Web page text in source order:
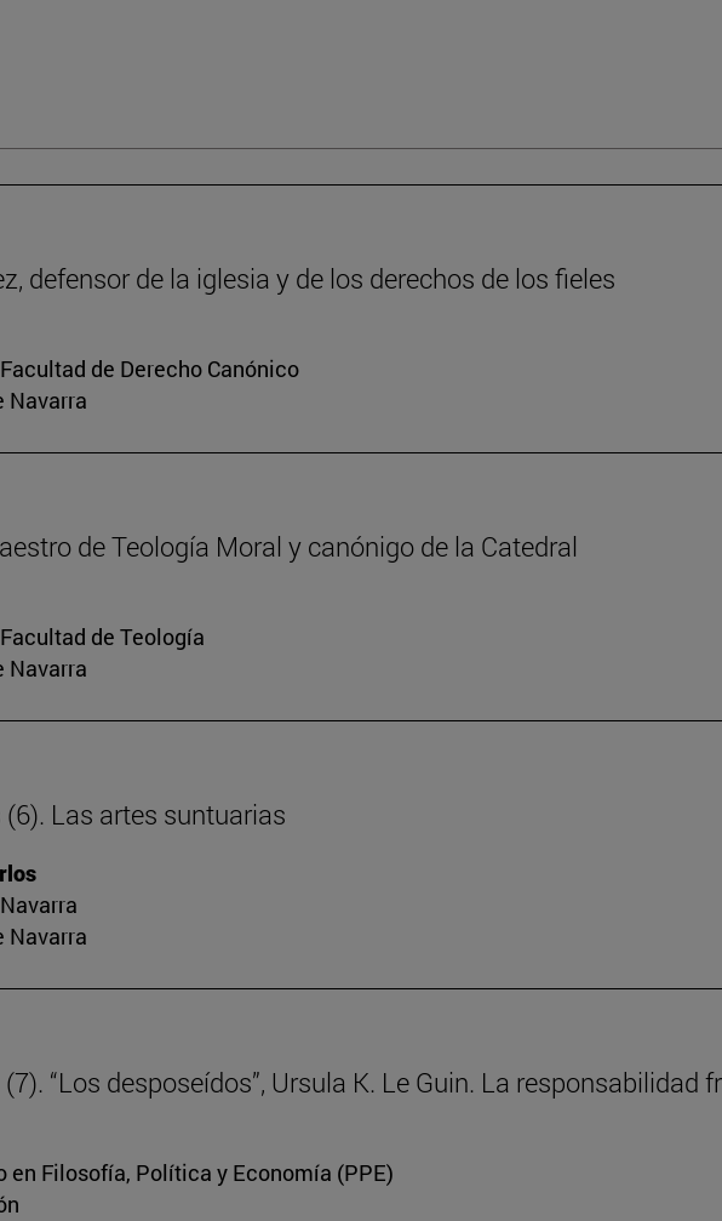
defensor de la iglesia y de los derechos de los fieles
de Derecho Canónico
Navarra
de Teología Moral y canónigo de la Catedral
de Teología
Navarra
Las artes suntuarias
Navarra
“Los desposeídos”, Ursula K. Le Guin. La responsabilidad
en Filosofía, Política y Economía (PPE)